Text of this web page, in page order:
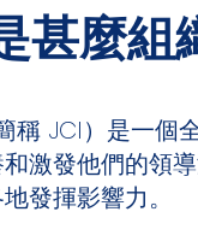
甚麼組
JCI）是一個
激發他們的領
發揮影響力。